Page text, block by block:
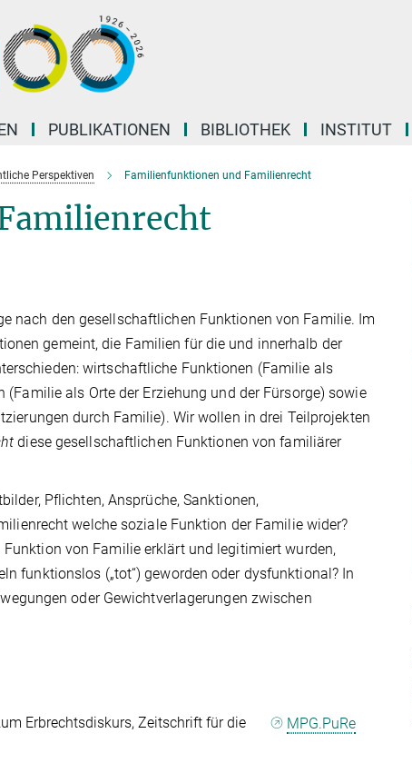
PUBLIKATIONEN BIBLIOTHEK INSTITUT
Perspektiven Familienfunktionen und Familienrecht
nach den gesellschaftlichen Funktionen von Familie. Im
gemeint, die Familien für die und innerhalb der
wirtschaftliche Funktionen (Familie als
als Orte der Erziehung und der Fürsorge) sowie
durch Familie). Wir wollen in drei Teilprojekten
diese gesellschaftlichen Funktionen von familiärer
Pflichten, Ansprüche, Sanktionen,
welche soziale Funktion der Familie wider?
von Familie erklärt und legitimiert wurden,
funktionslos („tot“) geworden oder dysfunktional? In
oder Gewichtverlagerungen zwischen
Erbrechtsdiskurs, Zeitschrift für die
MPG.PuRe